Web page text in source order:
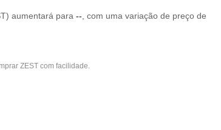
aumentará para -- , com uma variação de preço de
ZEST com facilidade.